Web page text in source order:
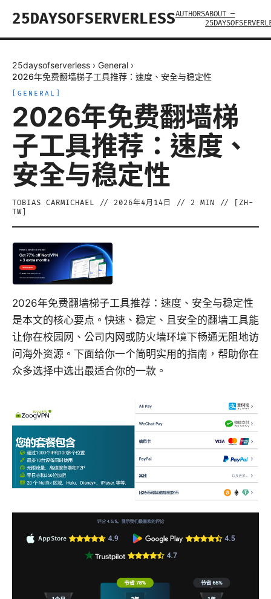
25DAYSOFSERVERLESSAUTHORSABOUT —
25daysofserverless › General ›
2026年免费翻墙梯子工具推荐：速度、安全与稳定性
GENERAL
2026年免费翻墙梯
子工具推荐：速度、
安全与稳定性
TOBIAS CARMICHAEL // 2026年4月14日 // 2 MIN // [ ZH-
TW
2026年免费翻墙梯子工具推荐：速度、安全与稳定性
是本文的核心要点。快速、稳定、且安全的翻墙工具能
让你在校园网、公司内网或防火墙环境下畅通无阻地访
问海外资源。下面给你一个简明实用的指南，帮助你在
众多选择中选出最适合你的一款。